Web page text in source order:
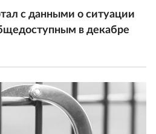
с данными о ситуации
в декабре